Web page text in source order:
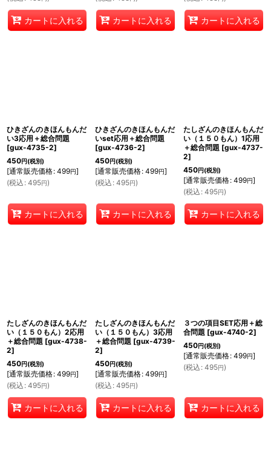
カートに入れる カートに入れる カートに入れる
ひきざんのきほんもんだ
い3応用＋総合問題
[gux-4735-2]
450円(税別)
[通常販売価格: 499円]
(税込 : 495円)
カートに入れる
ひきざんのきほんもんだ
いset応用＋総合問題
[gux-4736-2]
450円(税別)
[通常販売価格: 499円]
(税込 : 495円)
カートに入れる
たしざんのきほんもんだ
い（１５０もん）1応用
＋総合問題 [gux-4737-
2]
450円(税別)
[通常販売価格: 499円]
(税込 : 495円)
カートに入れる
たしざんのきほんもんだ
い（１５０もん）2応用
＋総合問題 [gux-4738-
2]
450円(税別)
[通常販売価格: 499円]
(税込 : 495円)
カートに入れる
たしざんのきほんもんだ
い（１５０もん）3応用
＋総合問題 [gux-4739-
2]
450円(税別)
[通常販売価格: 499円]
(税込 : 495円)
カートに入れる
３つの項目SET応用＋総
合問題 [gux-4740-2]
450円(税別)
[通常販売価格: 499円]
(税込 : 495円)
カートに入れる